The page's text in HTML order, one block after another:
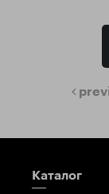
Каталог